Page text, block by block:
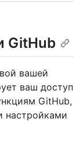
GitHub
вашей
ваш доступ
GitHub,
настройками